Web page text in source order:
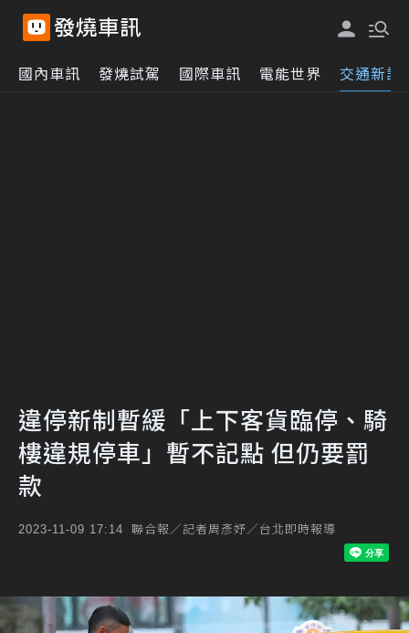
國內車訊 發燒試駕 國際車訊 電能世界 交通新訊
違停新制暫緩「上下客貨臨停、騎
樓違規停車」暫不記點 但仍要罰
款
2023-11-09 17:14 聯合報／記者周彥妤／台北即時報導